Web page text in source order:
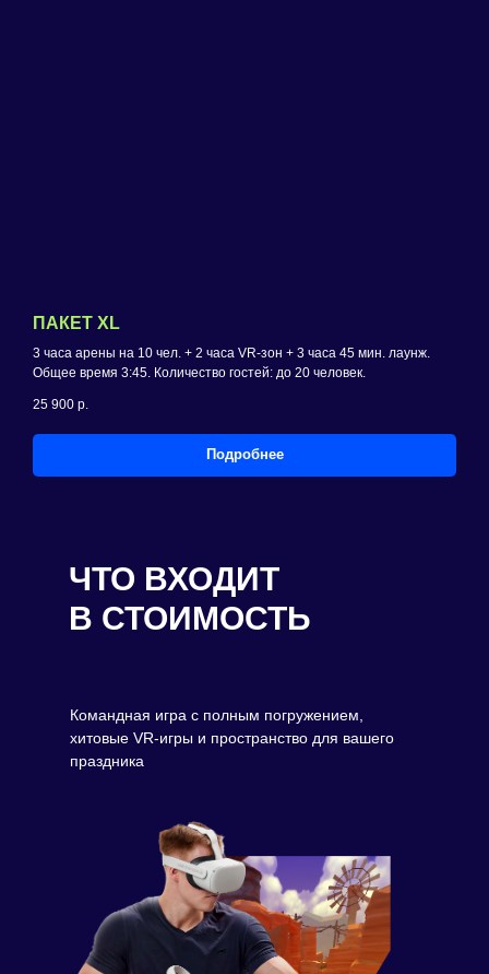
ПАКЕТ XL
3 часа арены на 10 чел. + 2 часа VR-зон + 3 часа 45 мин. лаунж.
Общее время 3:45. Количество гостей: до 20 человек.
25 900 р.
Подробнее
ЧТО ВХОДИТ
В СТОИМОСТЬ
Командная игра с полным погружением,
хитовые VR-игры и пространство для вашего
праздника